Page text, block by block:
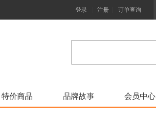
登录 注册 订单查询
特价商品 品牌故事 会员中心